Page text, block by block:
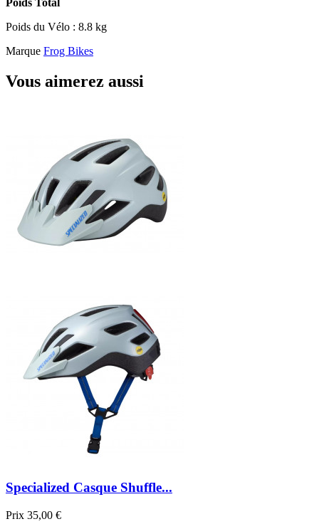
Poids du Vélo : 8.8 kg
Marque Frog Bikes
Vous aimerez aussi
Specialized Casque Shuffle...
Prix 35,00 €